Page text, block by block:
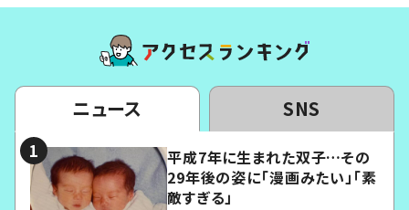
ニュース SNS
平成7年に生まれた双子…その
29年後の姿に「漫画みたい」「素
敵すぎる」